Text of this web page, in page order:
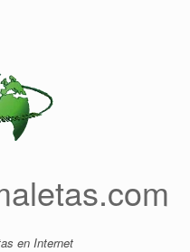
en Internet